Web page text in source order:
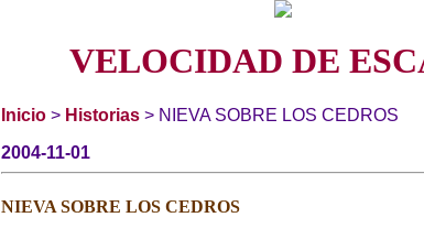
VELOCIDAD DE
Inicio > Historias > NIEVA SOBRE LOS CEDROS
2004-11-01
NIEVA SOBRE LOS CEDROS